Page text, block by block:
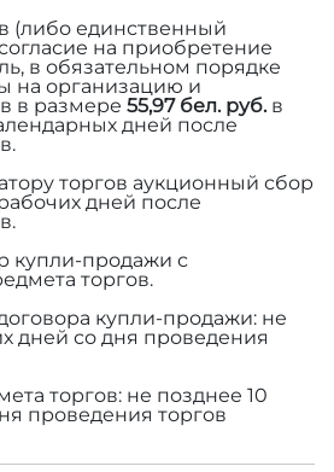
(либо единственный
на приобретение
в обязательном порядке
на организацию и
в размере 55,97 бел. руб.в
дней после
торгов аукционный сбор
дней после
купли-продажи с
торгов.
купли-продажи: не
дней со дня проведения
торгов: не позднее 10
проведения торгов